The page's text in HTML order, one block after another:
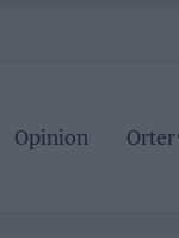
Opinion Orter